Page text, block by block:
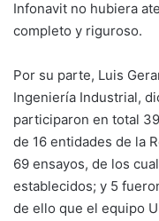
Infonavit no hubiera
completo y riguroso.
Por su parte, Luis
Ingeniería Industrial,
participaron en total
de 16 entidades de la
69 ensayos, de los
establecidos; y 5
de ello que el equipo